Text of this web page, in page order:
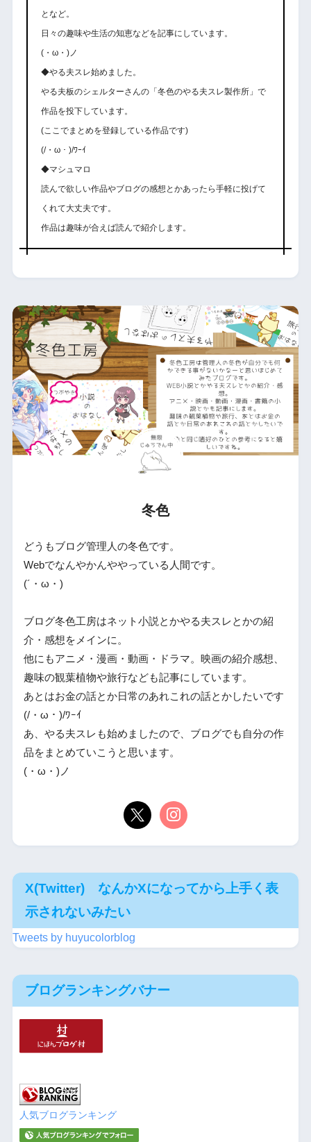
となど。
日々の趣味や生活の知恵などを記事にしています。
(・ω・)ノ
◆やる夫スレ始めました。
やる夫板のシェルターさんの「冬色のやる夫スレ製作所」で
作品を投下しています。
(ここでまとめを登録している作品です)
(/・ω・)/ﾜｰｲ
◆マシュマロ
読んで欲しい作品やブログの感想とかあったら手軽に投げて
くれて大丈夫です。
作品は趣味が合えば読んで紹介します。
冬色
どうもブログ管理人の冬色です。
Webでなんやかんややっている人間です。
(´・ω・)
ブログ冬色工房はネット小説とかやる夫スレとかの紹
介・感想をメインに。
他にもアニメ・漫画・動画・ドラマ。映画の紹介感想、
趣味の観葉植物や旅行なども記事にしています。
あとはお金の話とか日常のあれこれの話とかしたいです
(/・ω・)/ﾜｰｲ
あ、やる夫スレも始めましたので、ブログでも自分の作
品をまとめていこうと思います。
(・ω・)ノ
X(Twitter) なんかXになってから上手く表
示されないみたい
Tweets by huyucolorblog
ブログランキングバナー
人気ブログランキング